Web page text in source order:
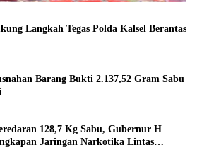
Langkah Tegas Polda Kalsel Berantas
Barang Bukti 2.137,52 Gram Sabu
128,7 Kg Sabu, Gubernur H
Jaringan Narkotika Lintas